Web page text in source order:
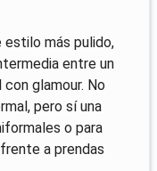
estilo más pulido,
entre un
glamour. No
pero sí una
o para
a prendas